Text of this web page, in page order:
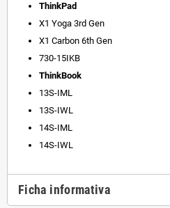
ThinkPad
X1 Yoga 3rd Gen
X1 Carbon 6th Gen
730-15IKB
ThinkBook
13S-IML
13S-IWL
14S-IML
14S-IWL
Ficha informativa